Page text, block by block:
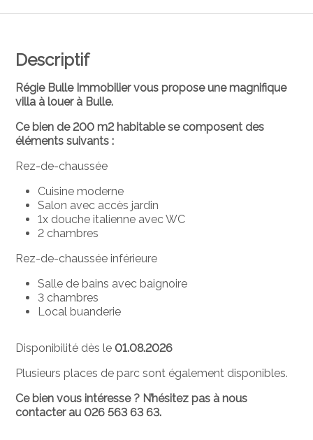
Descriptif
Régie Bulle Immobilier vous propose une magnifique
villa à louer à Bulle.
Ce bien de 200 m2 habitable se composent des
éléments suivants :
Rez-de-chaussée
Cuisine moderne
Salon avec accès jardin
1x douche italienne avec WC
2 chambres
Rez-de-chaussée inférieure
Salle de bains avec baignoire
3 chambres
Local buanderie
Disponibilité dès le01.08.2026
Plusieurs places de parc sont également disponibles.
Ce bien vous intéresse ? N’hésitez pas à nous
contacter au 026 563 63 63.